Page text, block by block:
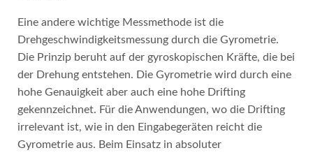
Eine andere wichtige Messmethode ist die
Drehgeschwindigkeitsmessung durch die Gyrometrie.
Die Prinzip beruht auf der gyroskopischen Kräfte, die bei
der Drehung entstehen. Die Gyrometrie wird durch eine
hohe Genauigkeit aber auch eine hohe Drifting
gekennzeichnet. Für die Anwendungen, wo die Drifting
irrelevant ist, wie in den Eingabegeräten reicht die
Gyrometrie aus. Beim Einsatz in absoluter